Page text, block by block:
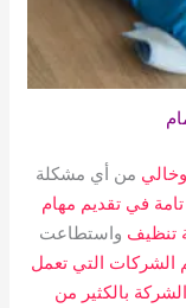
من أي مشكلة
تامة في تقديم مهام
تنظيف واستطاعت
الشركات التي تعمل
بالكثير من